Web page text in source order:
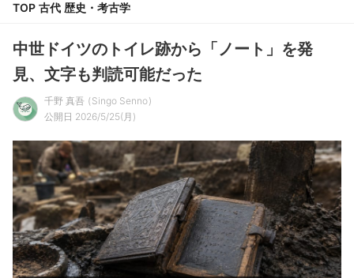
TOP 古代 歴史・考古学
中世ドイツのトイレ跡から「ノート」を発
見、文字も判読可能だった
千野 真吾
Singo Senno
公開日 2026/5/25(月)